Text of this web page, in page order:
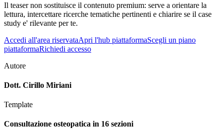
Il teaser non sostituisce il contenuto premium: serve a orientare la
lettura, intercettare ricerche tematiche pertinenti e chiarire se il case
study e' rilevante per te.
Accedi all'area riservataApri l'hub piattaformaScegli un piano
piattaformaRichiedi accesso
Autore
Dott. Cirillo Miriani
Template
Consultazione osteopatica in 16 sezioni